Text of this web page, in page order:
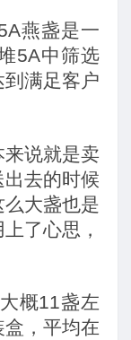
燕盏是一
5A中筛选
满足客户
说就是卖
去的时候
大盏也是
了心思，
概11盏左
，平均在